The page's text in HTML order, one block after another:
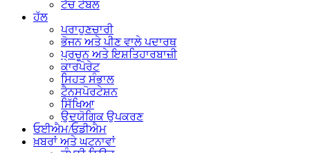
ਟੱਚ ਟੇਬਲ
ਹੱਲ
ਪਰਾਹੁਣਚਾਰੀ
ਭੋਜਨ ਅਤੇ ਪੀਣ ਵਾਲੇ ਪਦਾਰਥ
ਪ੍ਰਚੂਨ ਅਤੇ ਇਸ਼ਤਿਹਾਰਬਾਜ਼ੀ
ਕਾਰਪੋਰੇਟ
ਸਿਹਤ ਸੰਭਾਲ
ਟੈਨਸਪੋਰਟੇਸ਼ਨ
ਸਿੱਖਿਆ
ਉਦਯੋਗਿਕ ਉਪਕਰਣ
ਓਈਐਮ/ਓਡੀਐਮ
ਖ਼ਬਰਾਂ ਅਤੇ ਘਟਨਾਵਾਂ